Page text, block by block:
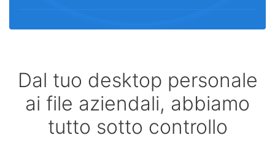
Dal tuo desktop personale
ai file aziendali, abbiamo
tutto sotto controllo